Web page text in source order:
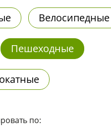
Велосипедные
Пешеходные
по: